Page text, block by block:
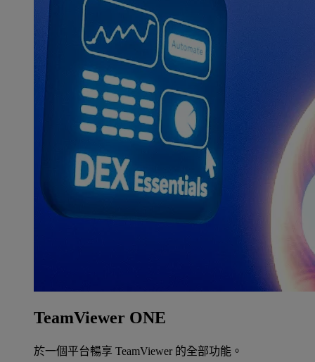
TeamViewer ONE
於一個平台暢享 TeamViewer 的全部功能。